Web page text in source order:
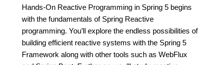
Hands-On Reactive Programming in Spring 5 begins
with the fundamentals of Spring Reactive
programming. You’ll explore the endless possibilities of
building efficient reactive systems with the Spring 5
Framework along with other tools such as WebFlux